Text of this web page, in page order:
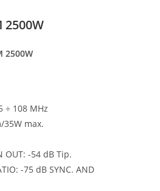
2500W
÷ 108 MHz
35W max.
OUT: -54 dB Tip.
-75 dB SYNC. AND